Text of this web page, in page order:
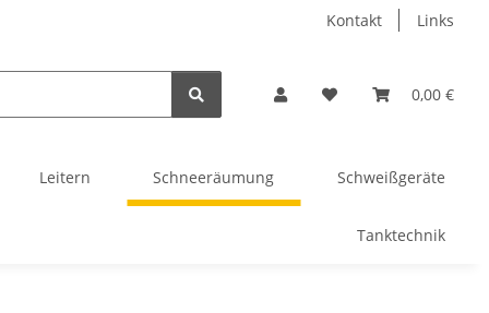
Kontakt Links
0,00 €
Leitern Schneeräumung Schweißgeräte
Tanktechnik